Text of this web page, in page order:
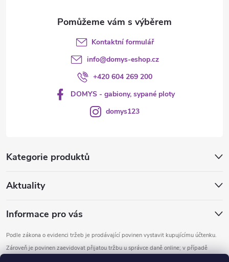
Kategorie produktů
Aktuality
Informace pro vás
Podle zákona o evidenci tržeb je prodávající povinen vystavit kupujícímu účtenku.
Zároveň je povinen zaevidovat přijatou tržbu u správce daně online; v případě
Kontaktní formulář
info@domys-eshop.cz
+420 604 269 200
DOMYS - gabiony, sypané ploty
domys123